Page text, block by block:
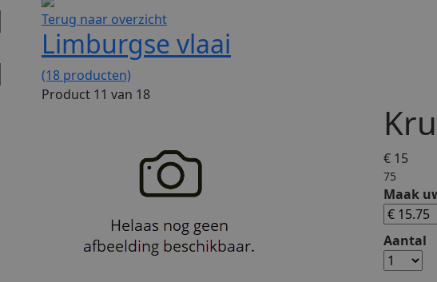
Terug naar overzicht
Limburgse vlaai
(18 producten)
Product 11 van 18
€ 15
75
Maak
Aantal